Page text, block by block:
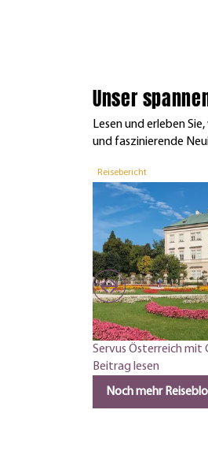
Unser
Lesen und erleben
und faszinierende
Reisebericht
Servus Österreich mit
Beitrag lesen
Noch mehr